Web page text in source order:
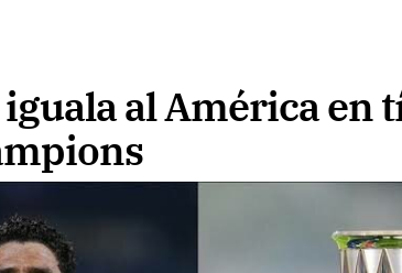
al América en